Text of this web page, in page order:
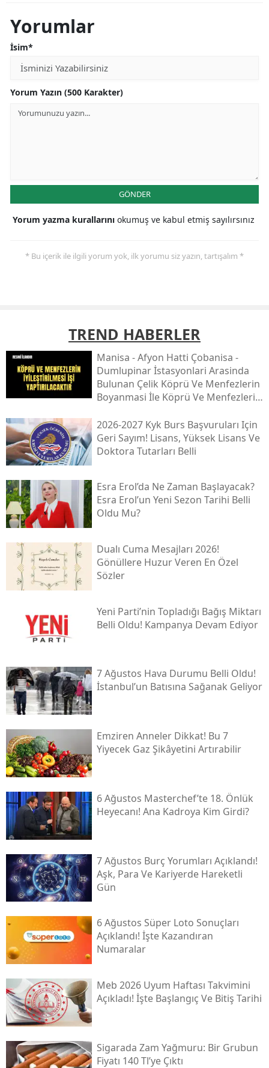
Yorumlar
İsim*
Yorum Yazın (500 Karakter)
GÖNDER
Yorum yazma kurallarını okumuş ve kabul etmiş sayılırsınız
* Bu içerik ile ilgili yorum yok, ilk yorumu siz yazın, tartışalım *
TREND HABERLER
Mani̇sa - Afyon Hatti Çobani̇sa -
Dumlupinar İstasyonlari Arasinda
Bulunan Çeli̇k Köprü Ve Menfezleri̇n
Boyanmasi İle Köprü Ve Menfezleri̇n
2026-2027 Kyk Burs Başvuruları Için
Geri Sayım! Lisans, Yüksek Lisans Ve
Doktora Tutarları Belli
Esra Erol’da Ne Zaman Başlayacak?
Esra Erol’un Yeni Sezon Tarihi Belli
Oldu Mu?
Dualı Cuma Mesajları 2026!
Gönüllere Huzur Veren En Özel
Sözler
Yeni̇ Parti’nin Topladığı Bağış Miktarı
Belli Oldu! Kampanya Devam Ediyor
7 Ağustos Hava Durumu Belli Oldu!
İstanbul’un Batısına Sağanak Geliyor
Emziren Anneler Dikkat! Bu 7
Yiyecek Gaz Şikâyetini Artırabilir
6 Ağustos Masterchef’te 18. Önlük
Heyecanı! Ana Kadroya Kim Girdi?
7 Ağustos Burç Yorumları Açıklandı!
Aşk, Para Ve Kariyerde Hareketli
Gün
6 Ağustos Süper Loto Sonuçları
Açıklandı! İşte Kazandıran
Numaralar
Meb 2026 Uyum Haftası Takvimini
Açıkladı! İşte Başlangıç Ve Bitiş Tarihi
Sigarada Zam Yağmuru: Bir Grubun
Fiyatı 140 Tl’ye Çıktı